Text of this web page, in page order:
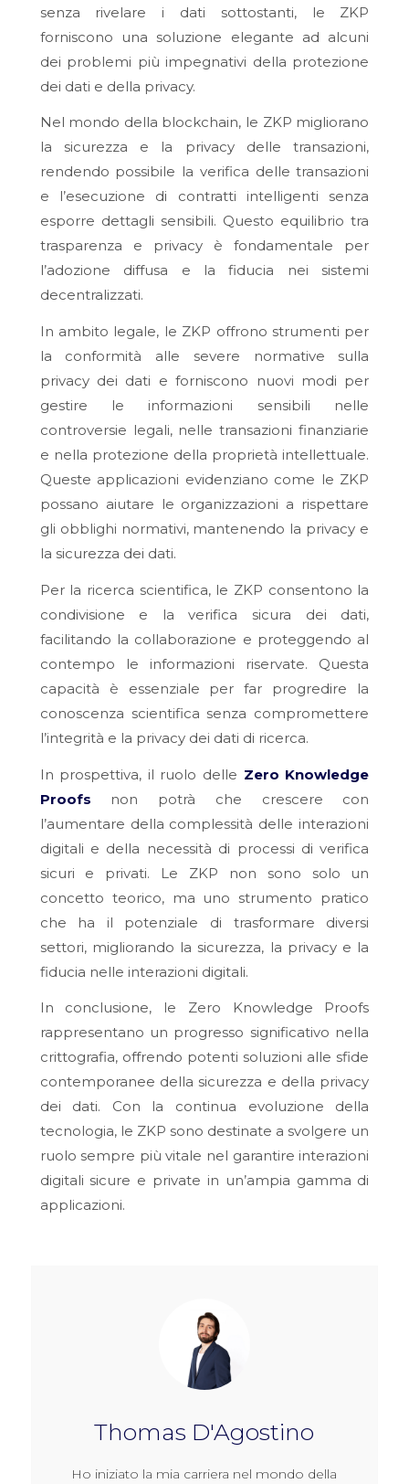
senza rivelare i dati sottostanti, le ZKP
forniscono una soluzione elegante ad alcuni
dei problemi più impegnativi della protezione
dei dati e della privacy.
Nel mondo della blockchain, le ZKP migliorano
la sicurezza e la privacy delle transazioni,
rendendo possibile la verifica delle transazioni
e l’esecuzione di contratti intelligenti senza
esporre dettagli sensibili. Questo equilibrio tra
trasparenza e privacy è fondamentale per
l’adozione diffusa e la fiducia nei sistemi
decentralizzati.
In ambito legale, le ZKP offrono strumenti per
la conformità alle severe normative sulla
privacy dei dati e forniscono nuovi modi per
gestire le informazioni sensibili nelle
controversie legali, nelle transazioni finanziarie
e nella protezione della proprietà intellettuale.
Queste applicazioni evidenziano come le ZKP
possano aiutare le organizzazioni a rispettare
gli obblighi normativi, mantenendo la privacy e
la sicurezza dei dati.
Per la ricerca scientifica, le ZKP consentono la
condivisione e la verifica sicura dei dati,
facilitando la collaborazione e proteggendo al
contempo le informazioni riservate. Questa
capacità è essenziale per far progredire la
conoscenza scientifica senza compromettere
l’integrità e la privacy dei dati di ricerca.
In prospettiva, il ruolo delle Zero Knowledge
Proofs non potrà che crescere con
l’aumentare della complessità delle interazioni
digitali e della necessità di processi di verifica
sicuri e privati. Le ZKP non sono solo un
concetto teorico, ma uno strumento pratico
che ha il potenziale di trasformare diversi
settori, migliorando la sicurezza, la privacy e la
fiducia nelle interazioni digitali.
In conclusione, le Zero Knowledge Proofs
rappresentano un progresso significativo nella
crittografia, offrendo potenti soluzioni alle sfide
contemporanee della sicurezza e della privacy
dei dati. Con la continua evoluzione della
tecnologia, le ZKP sono destinate a svolgere un
ruolo sempre più vitale nel garantire interazioni
digitali sicure e private in un’ampia gamma di
applicazioni.
Thomas D'Agostino
Ho iniziato la mia carriera nel mondo della